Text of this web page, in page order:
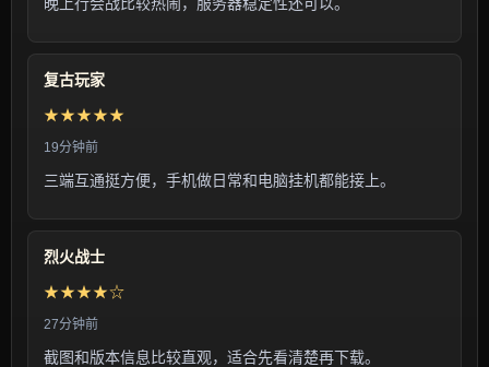
复古玩家
★★★★★
19分钟前
三端互通挺方便，手机做日常和电脑挂机都能接上。
烈火战士
★★★★☆
27分钟前
截图和版本信息比较直观，适合先看清楚再下载。